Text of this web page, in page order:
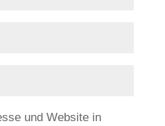
und Website in